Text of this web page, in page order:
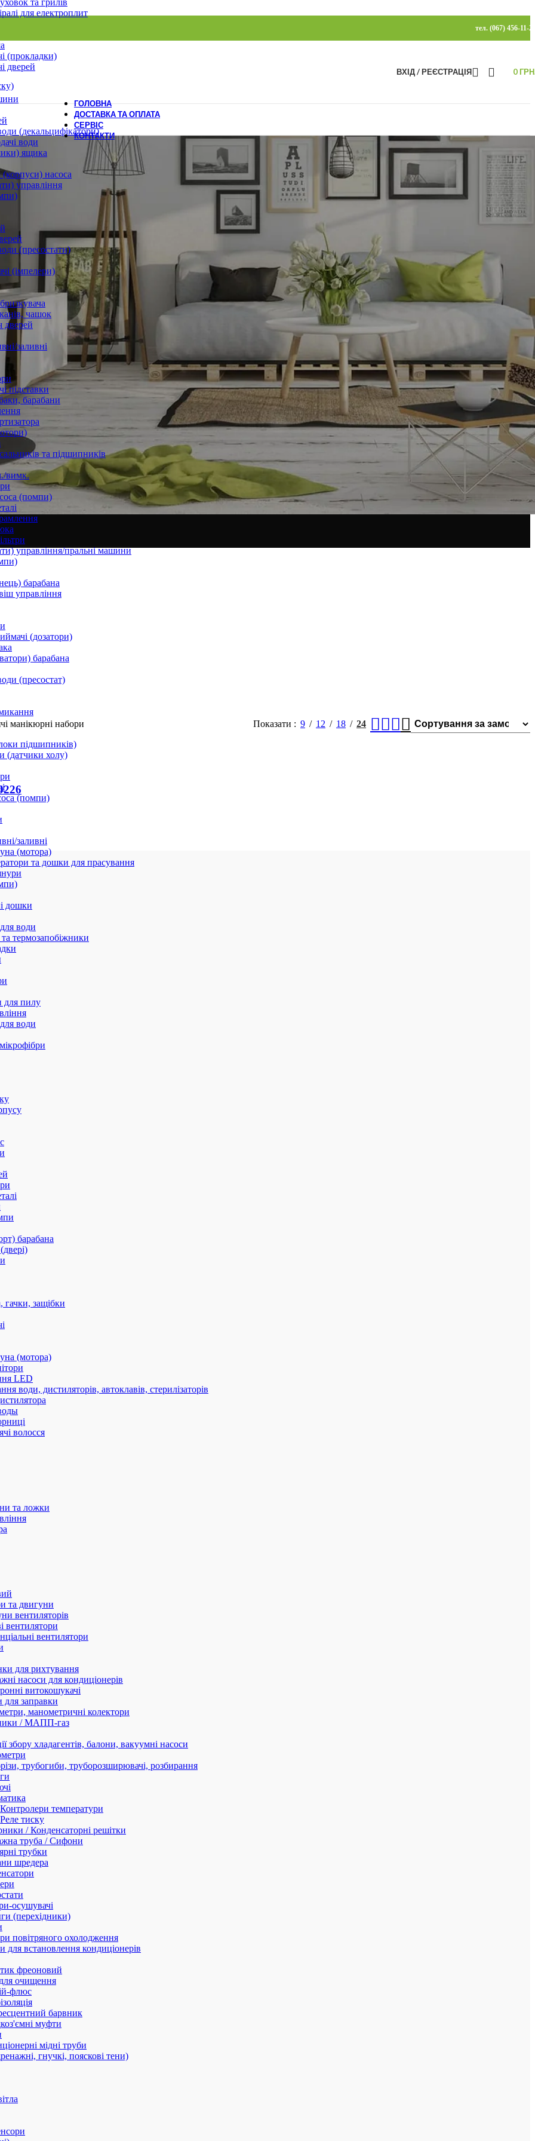
тел. (067) 456-11-
для електроплит
(прокладки)
дверей
(декальцифікатори)
води
ящика
насоса
управління
(пресостати)
(імпелери)
чашок
дверей
заливні
підставки
барабани
та підшипників
вимк.
(помпи)
управління/пральні машини
барабана
управління
(дозатори)
барабана
(пресостат)
підшипників)
(датчики холу)
(помпи)
заливні
(мотора)
та дошки для прасування
дошки
води
термозапобіжники
для пилу
води
барабана
защібки
(мотора)
LED
води, дистиляторів, автоклавів, стерилізаторів
волосся
та ложки
та двигуни
вентиляторів
вентилятори
вентилятори
для рихтування
насоси для кондиціонерів
витокошукачі
для заправки
манометричні колектори
/ МАПП-газ
збору хладагентів, балони, вакуумні насоси
трубогиби, труборозширювачі, розбирання
Контролери температури
Реле тиску
/ Конденсаторні решітки
труба / Сифони
трубки
шредера
осушувачі
(перехідники)
повітряного охолодження
встановлення кондиціонерів
фреоновий
очищення
флюс
барвник
муфти
мідні труби
гнучкі, пояскові тени)
ВХІД / РЕЄСТРАЦІЯ 0
ГОЛОВНА
ДОСТАВКА ТА ОПЛАТА
СЕРВІС
КОНТАКТИ
манікюрні набори Показати 9 12 18 24